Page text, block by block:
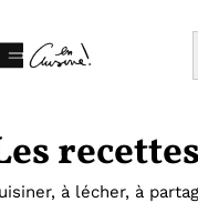
recettes
à lécher, à